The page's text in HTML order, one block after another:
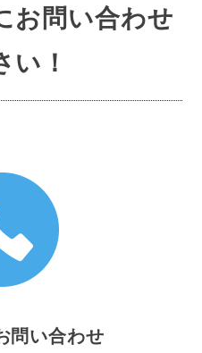
お問い合わせ
い！
問い合わせ